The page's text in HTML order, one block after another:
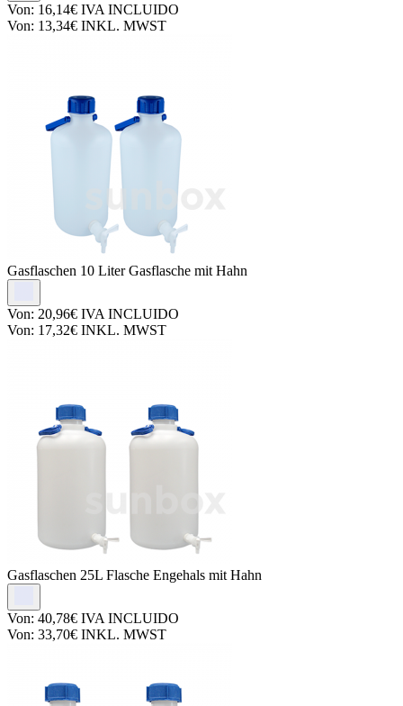
Von: 16,14€ IVA INCLUIDO
Von: 13,34€ INKL. MWST
Gasflaschen 10 Liter Gasflasche mit Hahn
Von: 20,96€ IVA INCLUIDO
Von: 17,32€ INKL. MWST
Gasflaschen 25L Flasche Engehals mit Hahn
Von: 40,78€ IVA INCLUIDO
Von: 33,70€ INKL. MWST